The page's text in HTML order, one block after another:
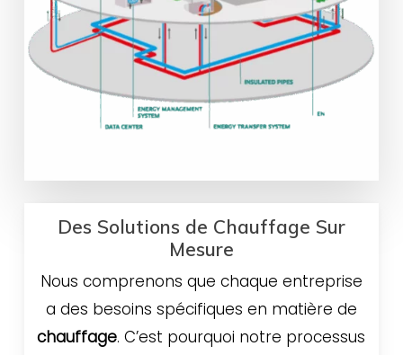
Des Solutions de Chauffage Sur
Mesure
Nous comprenons que chaque entreprise
a des besoins spécifiques en matière de
chauffage. C’est pourquoi notre processus